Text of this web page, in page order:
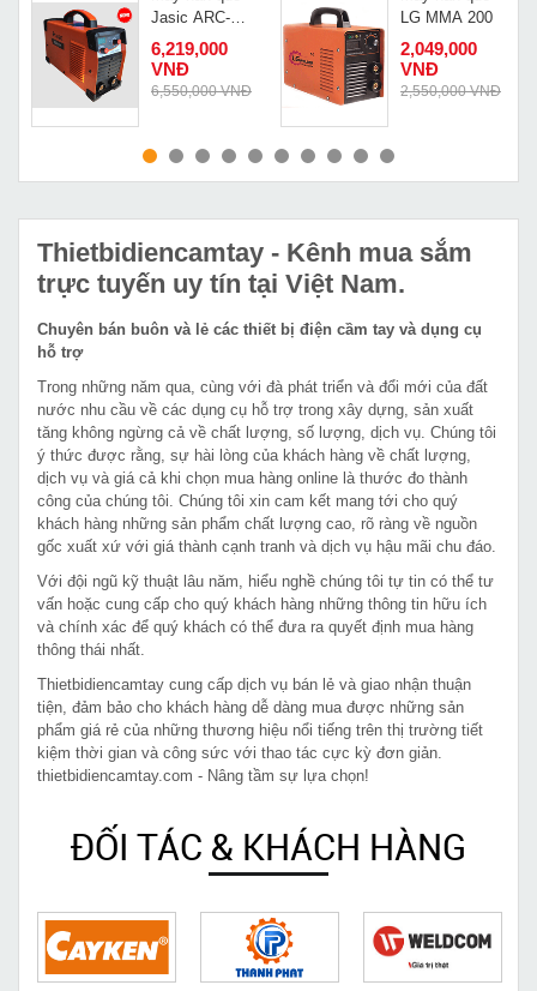
MUA NGAY
Jasic ARC-
250D
6,219,000
VNĐ
6,550,000 VNĐ
MUA NGAY
LG MMA 200
2,049,000
VNĐ
2,550,000 VNĐ
Thietbidiencamtay - Kênh mua sắm
trực tuyến uy tín tại Việt Nam.
Chuyên bán buôn và lẻ các thiết bị điện cầm tay và dụng cụ
hỗ trợ
Trong những năm qua, cùng với đà phát triển và đổi mới của đất
nước nhu cầu về các dụng cụ hỗ trợ trong xây dựng, sản xuất
tăng không ngừng cả về chất lượng, số lượng, dịch vụ. Chúng tôi
ý thức được rằng, sự hài lòng của khách hàng về chất lượng,
dịch vụ và giá cả khi chọn mua hàng online là thước đo thành
công của chúng tôi. Chúng tôi xin cam kết mang tới cho quý
khách hàng những sản phẩm chất lượng cao, rõ ràng về nguồn
gốc xuất xứ với giá thành cạnh tranh và dịch vụ hậu mãi chu đáo.
Với đội ngũ kỹ thuật lâu năm, hiểu nghề chúng tôi tự tin có thể tư
vấn hoặc cung cấp cho quý khách hàng những thông tin hữu ích
và chính xác để quý khách có thể đưa ra quyết định mua hàng
thông thái nhất.
Thietbidiencamtay cung cấp dịch vụ bán lẻ và giao nhận thuận
tiện, đảm bảo cho khách hàng dễ dàng mua được những sản
phẩm giá rẻ của những thương hiệu nổi tiếng trên thị trường tiết
kiệm thời gian và công sức với thao tác cực kỳ đơn giản.
thietbidiencamtay.com - Nâng tầm sự lựa chọn!
ĐỐI TÁC & KHÁCH HÀNG